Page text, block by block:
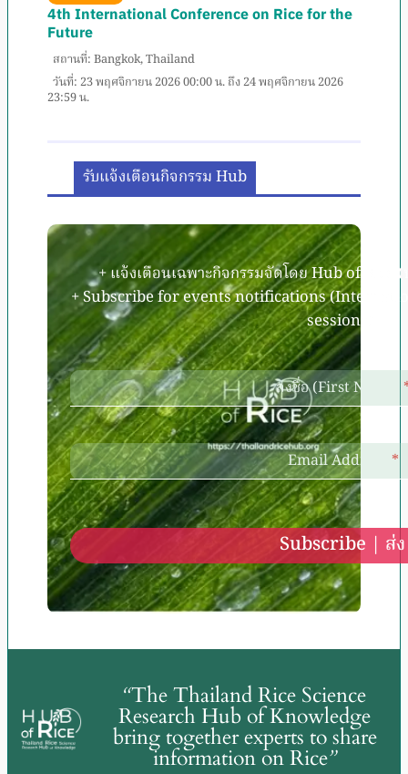
4th International Conference on Rice for the
Future
สถานที่: Bangkok, Thailand
วันที่: 23 พฤศจิกายน 2026 00:00 น. ถึง 24 พฤศจิกายน 2026
23:59 น.
รับแจ้งเตือนกิจกรรม Hub
+ แจ้งเตือนเฉพาะกิจกรรมจัดโดย Hub of Rice
+ Subscribe for events notifications
sessions).
ลงชื่อ (First Name)
Email Address *
Subscribe | ส่ง
“The Thailand Rice Science
Research Hub of Knowledge
bring together experts to share
information on Rice”